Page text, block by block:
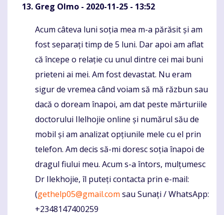
Greg Olmo - 2020-11-25 - 13:52
Komentaras
Acum câteva luni soția mea m-a părăsit și am
fost separați timp de 5 luni. Dar apoi am aflat
că începe o relație cu unul dintre cei mai buni
prieteni ai mei. Am fost devastat. Nu eram
sigur de vremea când voiam să mă răzbun sau
dacă o doream înapoi, am dat peste mărturiile
doctorului Ilelhojie online și numărul său de
mobil și am analizat opțiunile mele cu el prin
telefon. Am decis să-mi doresc soția înapoi de
dragul fiului meu. Acum s-a întors, mulțumesc
Dr Ilekhojie, îl puteți contacta prin e-mail:
(gethelp05@gmail.com sau Sunați / WhatsApp:
+2348147400259